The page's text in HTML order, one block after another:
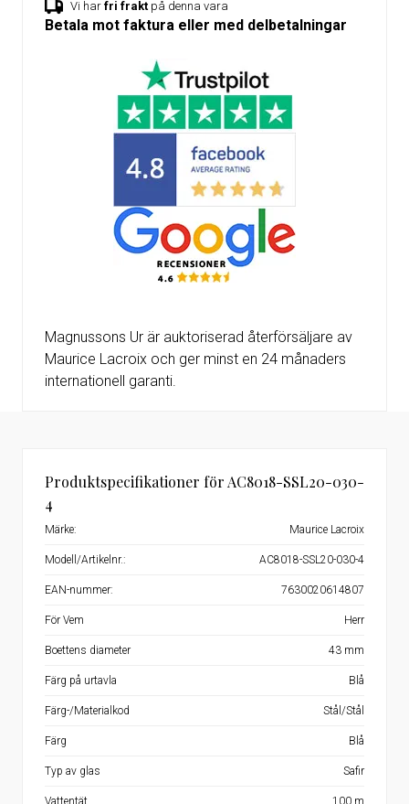
Vi har fri frakt på denna vara
Betala mot faktura eller med delbetalningar
Magnussons Ur är auktoriserad återförsäljare av
Maurice Lacroix och ger minst en 24 månaders
internationell garanti.
Produktspecifikationer för AC8018-SSL20-030-
4
Märke: Maurice Lacroix
Modell/Artikelnr.: AC8018-SSL20-030-4
EAN-nummer: 7630020614807
För Vem Herr
Boettens diameter 43 mm
Färg på urtavla Blå
Färg-/Materialkod Stål/Stål
Färg Blå
Typ av glas Safir
Vattentät 100 m